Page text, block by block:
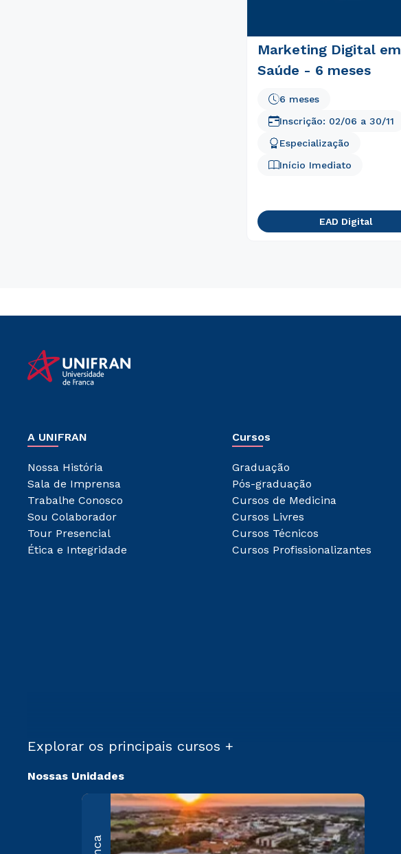
Marketing Digital em
Saúde - 6 meses
Especialização
Início Imediato
6 meses
Inscrição: 02/06 a 30/11
EAD Digital
A UNIFRAN
Nossa História
Sala de Imprensa
Trabalhe Conosco
Sou Colaborador
Tour Presencial
Ética e Integridade
Cursos
Graduação
Pós-graduação
Cursos de Medicina
Cursos Livres
Cursos Técnicos
Cursos Profissionalizantes
Explorar os principais cursos +
Nossas Unidades